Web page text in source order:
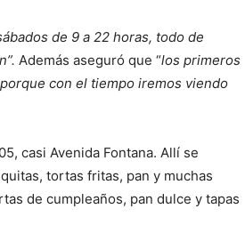
de 9 a 22 horas, todo de
Además aseguró que “los primeros
con el tiempo iremos viendo
casi Avenida Fontana. Allí se
tortas fritas, pan y muchas
de cumpleaños, pan dulce y tapas